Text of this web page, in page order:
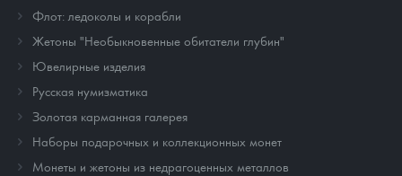
Флот: ледоколы и корабли
Жетоны "Необыкновенные обитатели глубин"
Ювелирные изделия
Русская нумизматика
Золотая карманная галерея
Наборы подарочных и коллекционных монет
Монеты и жетоны из недрагоценных металлов